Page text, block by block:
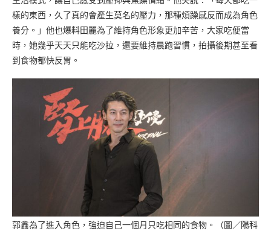
樣的東西，久了真的會產生莫名的壓力，那種煩躁感反而成為角色
養分。」他也爆料田麗為了維持角色形象更加辛苦，大家吃便當
時，她幾乎天天只能吃沙拉，還要維持晨跑習慣，拍攝後期甚至看
到食物都快反胃。
郭鑫為了進入角色，強迫自己一個月只吃相同的食物。（圖／陽科